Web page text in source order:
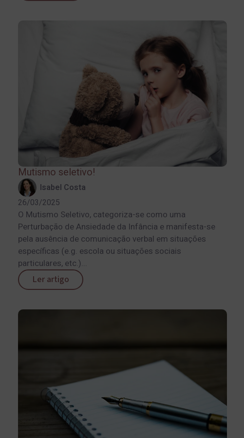
Mutismo seletivo!
Isabel Costa
26/03/2025
O Mutismo Seletivo, categoriza-se como uma
Perturbação de Ansiedade da Infância e manifesta-se
pela ausência de comunicação verbal em situações
específicas (e.g. escola ou situações sociais
particulares, etc.)...
Ler artigo